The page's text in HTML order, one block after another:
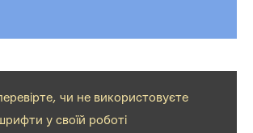
чи не використовуєте
у своїй роботі